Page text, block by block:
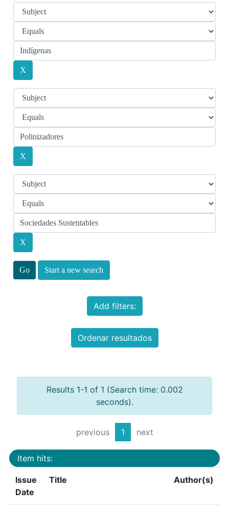
Start a new search
Add filters:
Ordenar resultados
Results 1-1 of 1 (Search time: 0.002
seconds).
previous 1 next
Item hits:
Issue
Date
Title Author(s)